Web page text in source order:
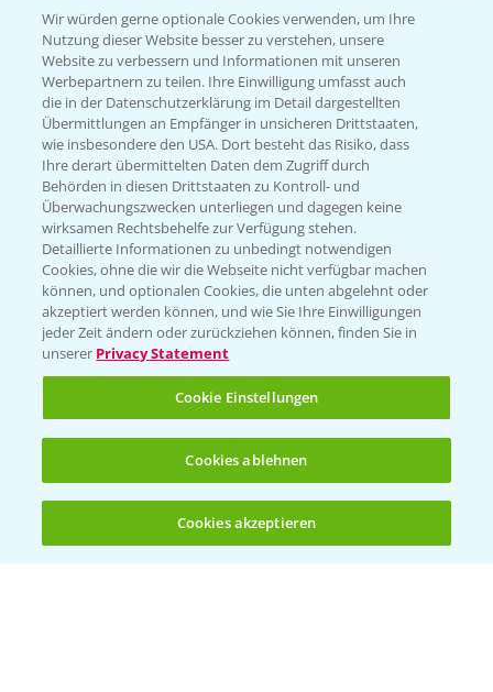
(noch 4)
Hilfe in Notfällen
T.+49 (0)214/30-20220
Folgen Sie uns
Allgemeine Nutzungsbedingungen
Datenschutzerklärung
Impressum
Gebrauchshinweise
© Bayer CropScience Deutschland GmbH
Wir würden gerne optionale Cookies verwenden, um Ihre
Nutzung dieser Website besser zu verstehen, unsere
Website zu verbessern und Informationen mit unseren
Werbepartnern zu teilen. Ihre Einwilligung umfasst auch
die in der Datenschutzerklärung im Detail dargestellten
Übermittlungen an Empfänger in unsicheren Drittstaaten,
wie insbesondere den USA. Dort besteht das Risiko, dass
Ihre derart übermittelten Daten dem Zugriff durch
Behörden in diesen Drittstaaten zu Kontroll- und
Überwachungszwecken unterliegen und dagegen keine
wirksamen Rechtsbehelfe zur Verfügung stehen.
Detaillierte Informationen zu unbedingt notwendigen
Cookies, ohne die wir die Webseite nicht verfügbar machen
können, und optionalen Cookies, die unten abgelehnt oder
akzeptiert werden können, und wie Sie Ihre Einwilligungen
jeder Zeit ändern oder zurückziehen können, finden Sie in
unserer Privacy Statement
Cookie Einstellungen
Cookies ablehnen
Cookies akzeptieren